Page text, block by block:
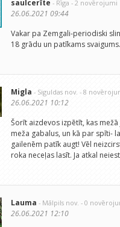
saulcerīte - Rīga - 2 novērojumi
26.06.2021 09:44
Vakar pa Zemgali-periodiski
18 grādu un patīkams svaigums.
Migla - Siguldas nov. - 8
26.06.2021 10:12
Šorīt aizdevos izpētīt, kas
meža gabalus, un kā par spīti-
gailenēm patīk augt! Vēl
roka neceļas lasīt. Ja atkal
Lauma - Mālpils nov. - 0
26.06.2021 12:10